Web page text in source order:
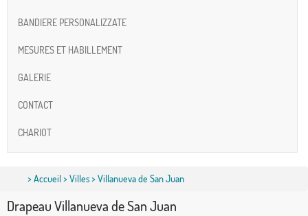
BANDIERE PERSONALIZZATE
MESURES ET HABILLEMENT
GALERIE
CONTACT
CHARIOT
>Accueil>Villes> Villanueva de San Juan
Drapeau Villanueva de San Juan